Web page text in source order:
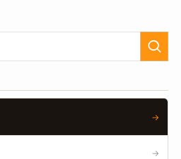
→
→